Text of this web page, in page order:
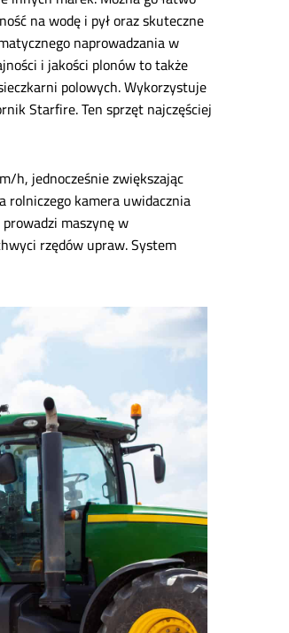
na wodę i pył oraz skuteczne
naprowadzania w
i jakości plonów to także
polowych. Wykorzystuje
Starfire. Ten sprzęt najczęściej
h, jednocześnie zwiększając
rolniczego kamera uwidacznia
maszynę w
rzędów upraw. System